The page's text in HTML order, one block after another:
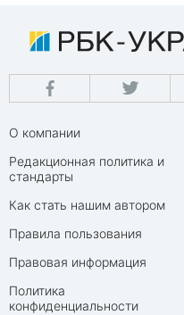
О компании
Редакционная политика и
стандарты
Как стать нашим автором
Правила пользования
Правовая информация
Политика
конфиденциальности